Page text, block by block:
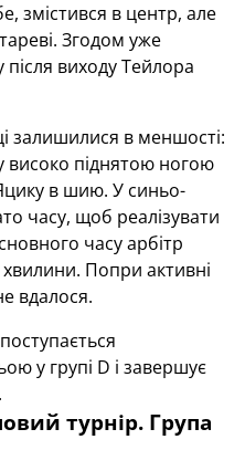
змістився в центр, але
Згодом уже
виходу Тейлора
залишилися в меншості:
високо піднятою ногою
в шию. У синьо-
часу, щоб реалізувати
часу арбітр
Попри активні
вдалося.
у групі D і завершує
турнір. Група